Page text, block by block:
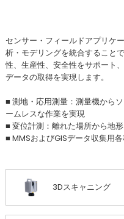
センサー・フィールドアプリケ
析・モデリングを統合すること
性、生産性、安全性をサポート
データの取得を実現します。
■ 測地・応用測量：測量機から
ームレスな作業を実現
■ 変位計測：離れた場所から地
■ MMSおよびGISデータ収集用
3Dスキャニング